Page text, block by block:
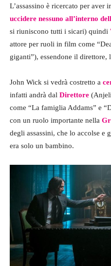
L’assassino è ricercato per aver
uccidere nessuno all’interno
si riuniscono tutti i sicari) quindi
attore per ruoli in film come
giganti”), essendone il direttore,
John Wick si vedrà costretto a
infatti andrà dal Direttore
come “La famiglia Addams” e
con un ruolo importante nella
degli assassini, che lo accolse e
era solo un bambino.